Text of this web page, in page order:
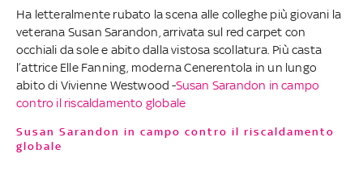
Ha letteralmente rubato la scena alle colleghe più giovani la
veterana Susan Sarandon, arrivata sul red carpet con
occhiali da sole e abito dalla vistosa scollatura. Più casta
l’attrice Elle Fanning, moderna Cenerentola in un lungo
abito di Vivienne Westwood -Susan Sarandon in campo
contro il riscaldamento globale
Susan Sarandon in campo contro il riscaldamento
globale